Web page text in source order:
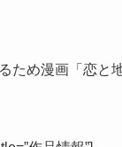
ため漫画「恋と